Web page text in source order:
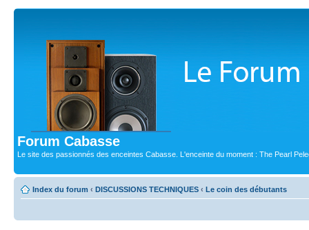
Forum Cabasse
Le site des passionnés des enceintes Cabasse. L'enceinte du moment : The Pearl
Index du forum ‹ DISCUSSIONS TECHNIQUES ‹ Le coin des débutants